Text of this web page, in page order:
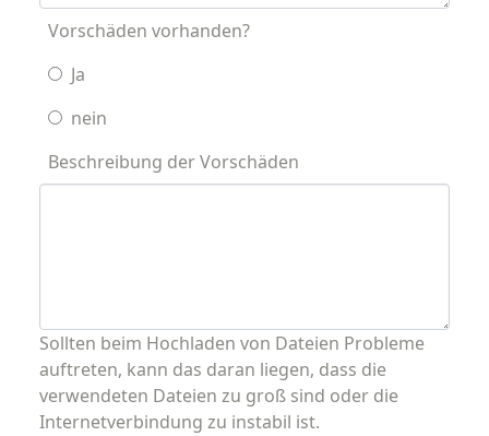
Vorschäden vorhanden?
Ja
nein
Beschreibung der Vorschäden
Sollten beim Hochladen von Dateien Probleme
auftreten, kann das daran liegen, dass die
verwendeten Dateien zu groß sind oder die
Internetverbindung zu instabil ist.